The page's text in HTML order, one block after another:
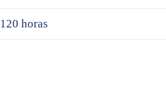
120 horas